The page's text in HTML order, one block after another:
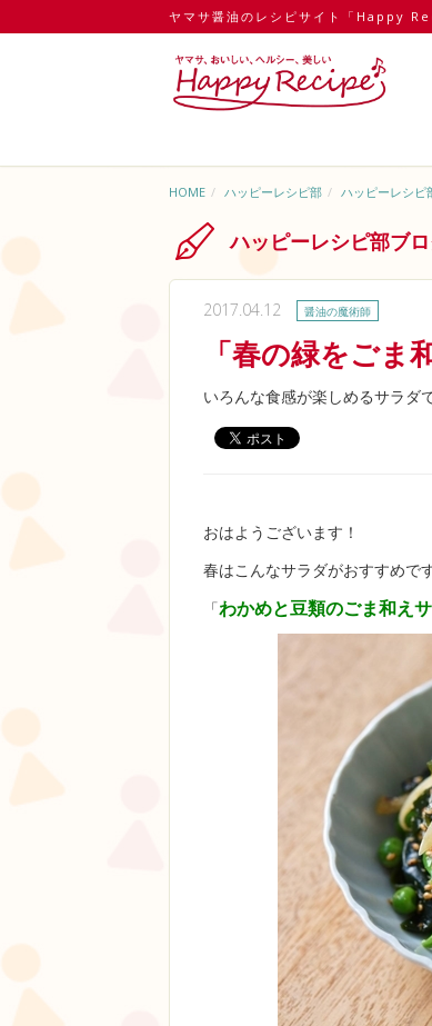
ヤマサ醤油のレシピサイト「Happy
HOME ハッピーレシピ部 ハッピーレシピ
ハッピーレシピ部ブ
2017.04.12 醤油の魔術師
「春の緑をごま
いろんな食感が楽しめるサラダ
おはようございます！
春はこんなサラダがおすすめで
「わかめと豆類のごま和え